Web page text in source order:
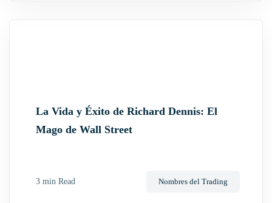
La Vida y Éxito de Richard Dennis: El
Mago de Wall Street
3 min Read Nombres del Trading